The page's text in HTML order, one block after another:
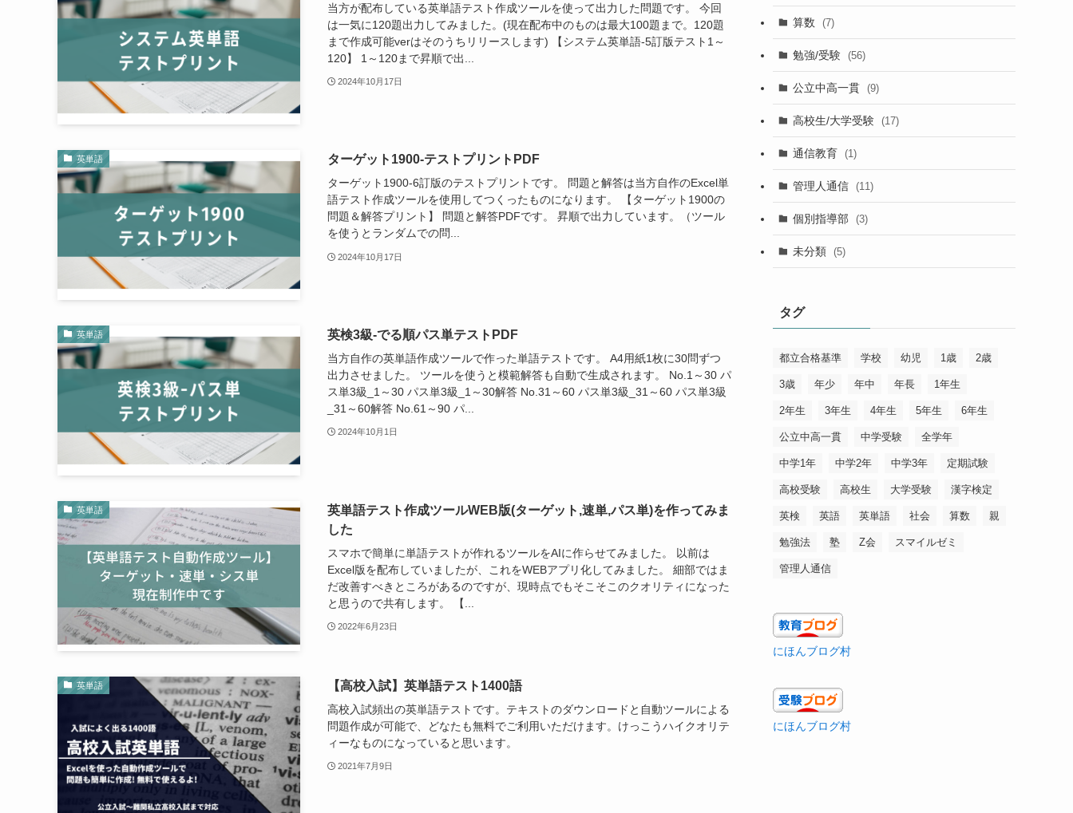
当方が配布している英単語テスト作成ツールを使って出力した問題です。 今回
は一気に120題出力してみました。(現在配布中のものは最大100題まで。120題
まで作成可能verはそのうちリリースします) 【システム英単語-5訂版テスト1～
120】 1～120まで昇順で出...
2024年10月17日
英単語 ターゲット1900-テストプリントPDF
ターゲット1900-6訂版のテストプリントです。 問題と解答は当方自作のExcel単
語テスト作成ツールを使用してつくったものになります。 【ターゲット1900の
問題＆解答プリント】 問題と解答PDFです。 昇順で出力しています。（ツール
を使うとランダムでの問...
2024年10月17日
英単語 英検3級-でる順パス単テストPDF
当方自作の英単語作成ツールで作った単語テストです。 A4用紙1枚に30問ずつ
出力させました。 ツールを使うと模範解答も自動で生成されます。 No.1～30 パ
ス単3級_1～30 パス単3級_1～30解答 No.31～60 パス単3級_31～60 パス単3級
_31～60解答 No.61～90 パ...
2024年10月1日
英単語
英単語テスト作成ツールWEB版(ターゲット,速単,パス単)を作ってみま
した
スマホで簡単に単語テストが作れるツールをAIに作らせてみました。 以前は
Excel版を配布していましたが、これをWEBアプリ化してみました。 細部ではま
だ改善すべきところがあるのですが、現時点でもそこそこのクオリティになった
と思うので共有します。 【...
2022年6月23日
英単語 【高校入試】英単語テスト1400語
高校入試頻出の英単語テストです。テキストのダウンロードと自動ツールによる
問題作成が可能で、どなたも無料でご利用いただけます。けっこうハイクオリテ
ィーなものになっていると思います。
2021年7月9日
算数 (7)
勉強/受験 (56)
公立中高一貫 (9)
高校生/大学受験 (17)
通信教育 (1)
管理人通信 (11)
個別指導部 (3)
未分類 (5)
タグ
都立合格基準 学校 幼児 1歳 2歳
3歳 年少 年中 年長 1年生
2年生 3年生 4年生 5年生 6年生
公立中高一貫 中学受験 全学年
中学1年 中学2年 中学3年 定期試験
高校受験 高校生 大学受験 漢字検定
英検 英語 英単語 社会 算数 親
勉強法 塾 Z会 スマイルゼミ
管理人通信
にほんブログ村
にほんブログ村